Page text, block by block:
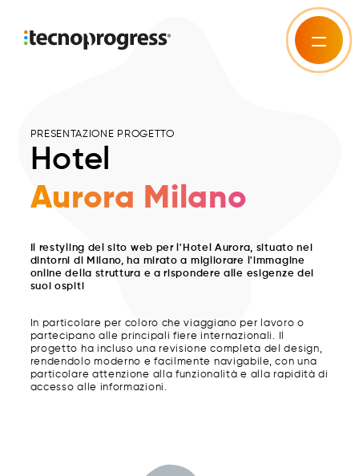
PRESENTAZIONE PROGETTO
Hotel
Aurora Milano
Il restyling del sito web per l'Hotel Aurora, situato nei
dintorni di Milano, ha mirato a migliorare l'immagine
online della struttura e a rispondere alle esigenze dei
suoi ospiti
In particolare per coloro che viaggiano per lavoro o
partecipano alle principali fiere internazionali. Il
progetto ha incluso una revisione completa del design,
rendendolo moderno e facilmente navigabile, con una
particolare attenzione alla funzionalità e alla rapidità di
accesso alle informazioni.